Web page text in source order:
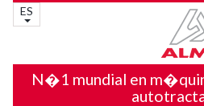
ES
N�1 mundial en